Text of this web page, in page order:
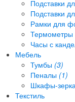
Подставки
Подставки
Рамки для
Термометры
Часы с
Мебель
Тумбы (3)
Пеналы (1)
Шкафы-
Текстиль